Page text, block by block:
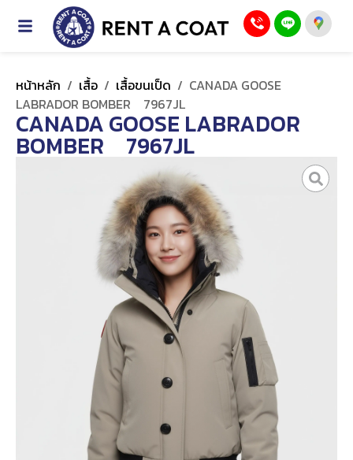
หน้าหลัก / เสื้อ / เสื้อขนเป็ด / CANADA GOOSE
LABRADOR BOMBER 7967JL
CANADA GOOSE LABRADOR
BOMBER 7967JL